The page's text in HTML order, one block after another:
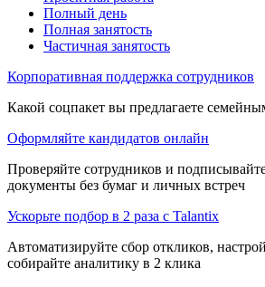
Полный день
Полная занятость
Частичная занятость
Корпоративная поддержка сотрудников
Какой соцпакет вы предлагаете
Оформляйте кандидатов онлайн
Проверяйте сотрудников и
документы без бумаг и личных встреч
Ускорьте подбор в 2 раза с Talantix
Автоматизируйте сбор откликов,
собирайте аналитику в 2 клика